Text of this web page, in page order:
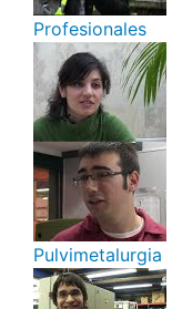
Profesionales
Pulvimetalurgia